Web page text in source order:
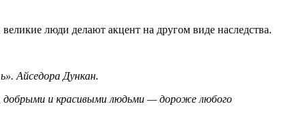
люди делают акцент на другом виде наследства.
Айседора Дункан.
добрыми и красивыми людьми — дороже любого